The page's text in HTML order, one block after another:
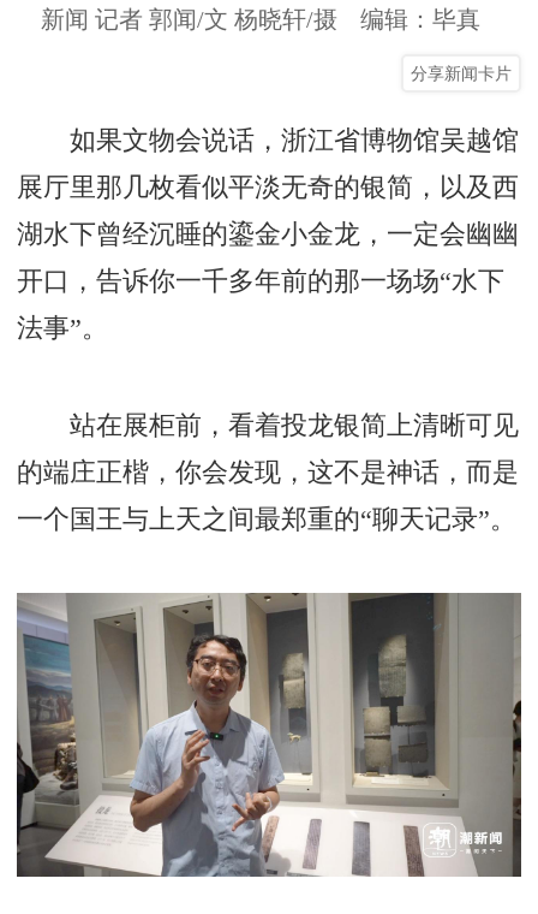
新闻 记者 郭闻/文 杨晓轩/摄
编辑：毕真
分享新闻卡片
如果文物会说话，浙江省博物馆吴越馆
展厅里那几枚看似平淡无奇的银简，以及西
湖水下曾经沉睡的鎏金小金龙，一定会幽幽
开口，告诉你一千多年前的那一场场“水下
法事”。
站在展柜前，看着投龙银简上清晰可见
的端庄正楷，你会发现，这不是神话，而是
一个国王与上天之间最郑重的“聊天记录”。